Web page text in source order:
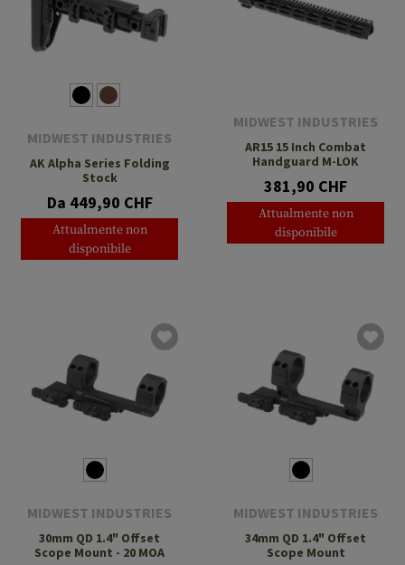
MIDWEST INDUSTRIES
AK Alpha Series Folding
Stock
Da 449,90 CHF
Attualmente non
disponibile
MIDWEST INDUSTRIES
AR15 15 Inch Combat
Handguard M-LOK
381,90 CHF
Attualmente non
disponibile
MIDWEST INDUSTRIES
30mm QD 1.4" Offset
Scope Mount - 20 MOA
MIDWEST INDUSTRIES
34mm QD 1.4" Offset
Scope Mount